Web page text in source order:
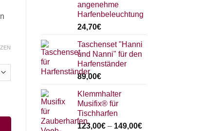
angenehme
Harfenbeleuchtung
24,70€
Taschenset "Hanni
und Nanni" für den
Harfenständer
89,00€
Klemmhalter
Musifix® für
Tischharfen
123,00€– 149,00€